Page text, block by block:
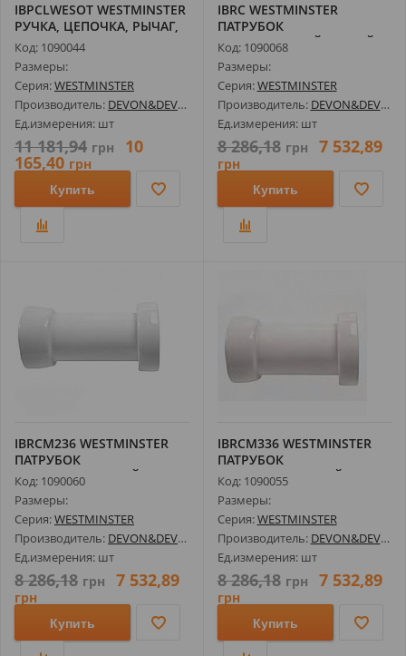
IBPCLWESOT WESTMINSTER
РУЧКА, ЦЕПОЧКА, РЫЧАГ,
СВЕТЛО...
Код: 1090044
Размеры:
Серия:WESTMINSTER
Производитель: DEVON&DEVON
Ед.измерения: шт
11 181,94 грн 10
165,40 грн
Купить
IBRC WESTMINSTER
ПАТРУБОК
ВЕРТИКАЛЬНЫЙ, БЕЛЫЙ
Код: 1090068
Размеры:
Серия:WESTMINSTER
Производитель: DEVON&DEVON
Ед.измерения: шт
8 286,18 грн 7 532,89
грн
Купить
IBRCM236 WESTMINSTER
ПАТРУБОК
ГОРИЗОНТАЛЬНЫЙ,
236ММ
Код: 1090060
Размеры:
Серия:WESTMINSTER
Производитель: DEVON&DEVON
Ед.измерения: шт
8 286,18 грн 7 532,89
грн
Купить
IBRCM336 WESTMINSTER
ПАТРУБОК
ГОРИЗОНТАЛЬНЫЙ,
336ММ
Код: 1090055
Размеры:
Серия:WESTMINSTER
Производитель: DEVON&DEVON
Ед.измерения: шт
8 286,18 грн 7 532,89
грн
Купить